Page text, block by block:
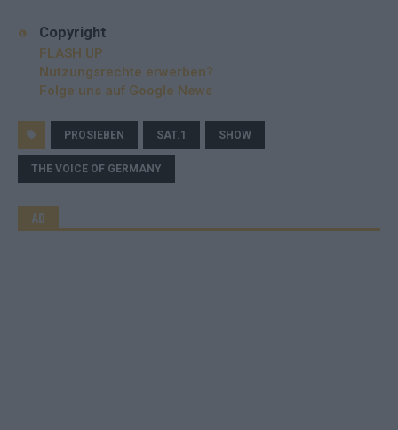
Copyright
FLASH UP
Nutzungsrechte erwerben?
Folge uns auf Google News
PROSIEBEN SAT.1 SHOW
THE VOICE OF GERMANY
AD